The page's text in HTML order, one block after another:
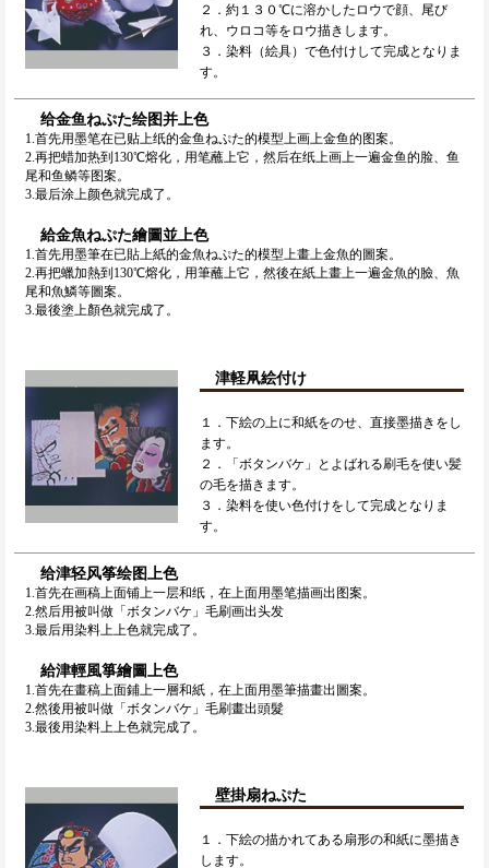
２．約１３０℃に溶かしたロウで顔、尾び
れ、ウロコ等をロウ描きします。
３．染料（絵具）で色付けして完成となりま
す。
给金鱼ねぷた绘图并上色
1.首先用墨笔在已贴上纸的金鱼ねぷた的模型上画上金鱼的图案。
2.再把蜡加热到130℃熔化，用笔蘸上它，然后在纸上画上一遍金鱼的脸、鱼
尾和鱼鳞等图案。
3.最后涂上颜色就完成了。
給金魚ねぷた繪圖並上色
1.首先用墨筆在已貼上紙的金魚ねぷた的模型上畫上金魚的圖案。
2.再把蠟加熱到130℃熔化，用筆蘸上它，然後在紙上畫上一遍金魚的臉、魚
尾和魚鱗等圖案。
3.最後塗上顏色就完成了。
津軽凧絵付け
１．下絵の上に和紙をのせ、直接墨描きをし
ます。
２．「ボタンバケ」とよばれる刷毛を使い髪
の毛を描きます。
３．染料を使い色付けをして完成となりま
す。
给津轻风筝绘图上色
1.首先在画稿上面铺上一层和纸，在上面用墨笔描画出图案。
2.然后用被叫做「ボタンバケ」毛刷画出头发
3.最后用染料上上色就完成了。
給津輕風箏繪圖上色
1.首先在畫稿上面鋪上一層和紙，在上面用墨筆描畫出圖案。
2.然後用被叫做「ボタンバケ」毛刷畫出頭髮
3.最後用染料上上色就完成了。
壁掛扇ねぷた
１．下絵の描かれてある扇形の和紙に墨描き
します。